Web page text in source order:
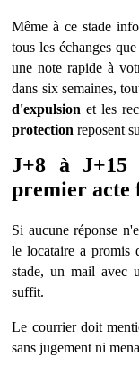
Même à ce stade
tous les échanges
une note rapide à
dans six semaines,
d'expulsion et les
protection reposent
J+8 à
premier acte
Si aucune réponse
le locataire a promis
stade, un mail avec
suffit.
Le courrier doit
sans jugement ni